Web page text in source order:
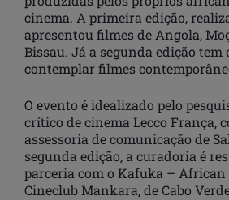
cinema. A primeira edição,
apresentou filmes de Angola,
Bissau. Já a segunda edição tem
contemplar filmes
O evento é idealizado pelo
crítico de cinema Lecco França,
assessoria de comunicação de
segunda edição, a curadoria é
parceria com o Kafuka – African
Cineclub Mankara, de Cabo